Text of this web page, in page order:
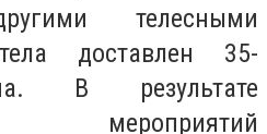
телесными
доставлен 35-
В результате
мероприятий